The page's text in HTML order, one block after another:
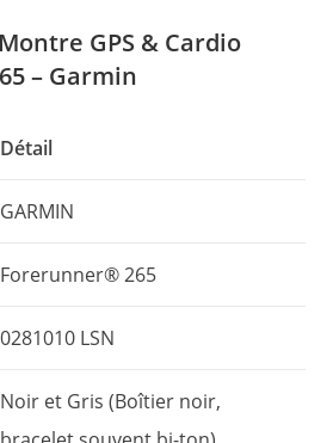
GPS & Cardio
– Garmin
Détail
GARMIN
Forerunner® 265
0281010 LSN
Noir et Gris (Boîtier noir,